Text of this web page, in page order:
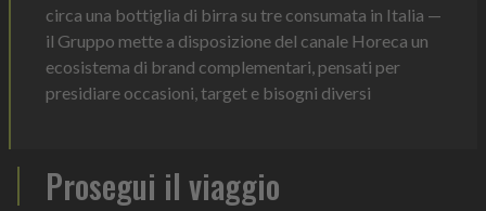
circa una bottiglia di birra su tre consumata in Italia —
il Gruppo mette a disposizione del canale Horeca un
ecosistema di brand complementari, pensati per
presidiare occasioni, target e bisogni diversi
Prosegui il viaggio